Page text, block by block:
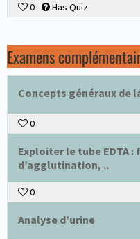
0 Has Quiz
Examens
Concepts généraux de
0
Exploiter le tube EDTA
d’agglutination, ..
0
Analyse d’urine